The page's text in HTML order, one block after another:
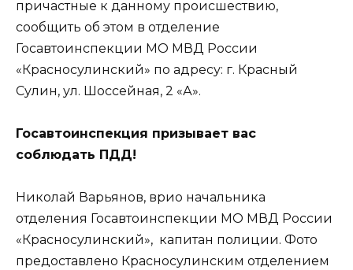
причастные к данному происшествию,
сообщить об этом в отделение
Госавтоинспекции МО МВД России
«Красносулинский» по адресу: г. Красный
Сулин, ул. Шоссейная, 2 «А».
Госавтоинспекция призывает вас
соблюдать ПДД!
Николай Варьянов, врио начальника
отделения Госавтоинспекции МО МВД России
«Красносулинский», капитан полиции. Фото
предоставлено Красносулинским отделением